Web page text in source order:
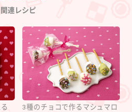
Category
関連レシピ
3種のチョコで作るマシュマロ